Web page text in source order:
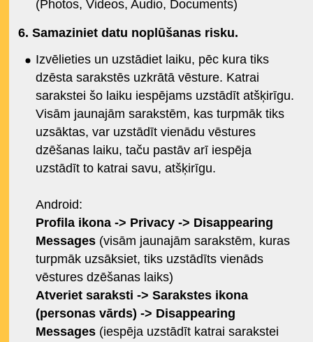
(Photos, Videos, Audio, Documents)
6. Samaziniet datu noplūšanas risku.
Izvēlieties un uzstādiet laiku, pēc kura tiks
dzēsta sarakstēs uzkrātā vēsture. Katrai
sarakstei šo laiku iespējams uzstādīt atšķirīgu.
Visām jaunajām sarakstēm, kas turpmāk tiks
uzsāktas, var uzstādīt vienādu vēstures
dzēšanas laiku, taču pastāv arī iespēja
uzstādīt to katrai savu, atšķirīgu.
Android:
Profila ikona -> Privacy -> Disappearing
Messages (visām jaunajām sarakstēm, kuras
turpmāk uzsāksiet, tiks uzstādīts vienāds
vēstures dzēšanas laiks)
Atveriet saraksti -> Sarakstes ikona
(personas vārds) -> Disappearing
Messages (iespēja uzstādīt katrai sarakstei